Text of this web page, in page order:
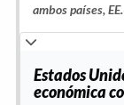
ambos países,
Estados
económica